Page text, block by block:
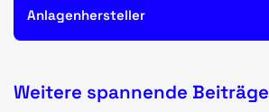
Anlagenhersteller
Weitere spannende Beiträge